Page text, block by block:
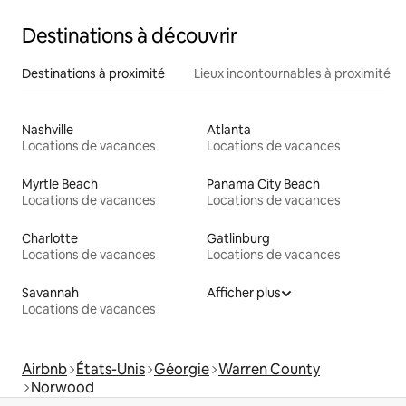
Destinations à découvrir
Destinations à proximité Lieux incontournables à proximité
Nashville
Locations de vacances
Atlanta
Locations de vacances
Myrtle Beach
Locations de vacances
Panama City Beach
Locations de vacances
Charlotte
Locations de vacances
Gatlinburg
Locations de vacances
Savannah
Locations de vacances
Afficher plus
Airbnb États-Unis Géorgie Warren County
Norwood